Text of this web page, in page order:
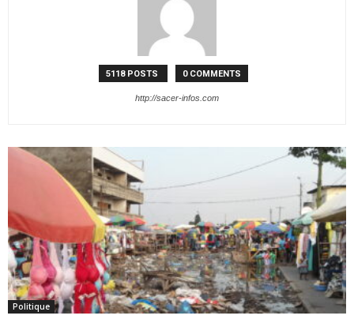
5118 POSTS 0 COMMENTS
http://sacer-infos.com
Politique